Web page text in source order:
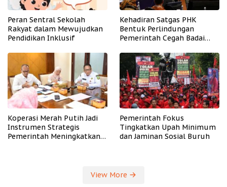
Peran Sentral Sekolah
Rakyat dalam Mewujudkan
Pendidikan Inklusif
Kehadiran Satgas PHK
Bentuk Perlindungan
Pemerintah Cegah Badai
Koperasi Merah Putih Jadi
Instrumen Strategis
Pemerintah Meningkatkan
Pemerintah Fokus
Tingkatkan Upah Minimum
dan Jaminan Sosial Buruh
View More